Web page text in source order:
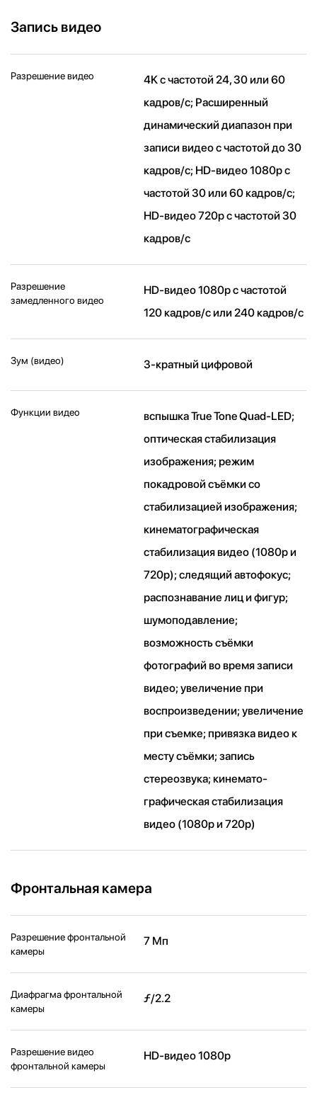
Запись видео
Разрешение видео
4K с частотой 24, 30 или 60
кадров/ с; Расширенный
динамический диапазон при
записи видео с частотой до 30
кадров/ с; HD-видео 1080p с
частотой 30 или 60 кадров/ с;
HD-видео 720p с частотой 30
кадров/ с
Разрешение
замедленного видео
HD-видео 1080р c частотой
120 кадров/ с или 240 кадров/ с
Зум (видео) 3-кратный цифровой
Функции видео
вспышка True Tone Quad-LED;
оптическая стабилизация
изображения; режим
покадровой съёмки со
стабилизацией изображения;
кинематографическая
стабилизация видео (1080p и
720p); следящий автофокус;
распознавание лиц и фигур;
шумоподавление;
возможность съёмки
фотографий во время записи
видео; увеличение при
воспроизведении; увеличение
при съемке; привязка видео к
месту съёмки; запись
стереозвука; кинемато­
графическая стабилизация
видео (1080p и 720p)
Фронтальная камера
Разрешение фронтальной
камеры
7 Мп
Диафрагма фронтальной
камеры
ƒ/2.2
Разрешение видео
фронтальной камеры
HD-видео 1080p